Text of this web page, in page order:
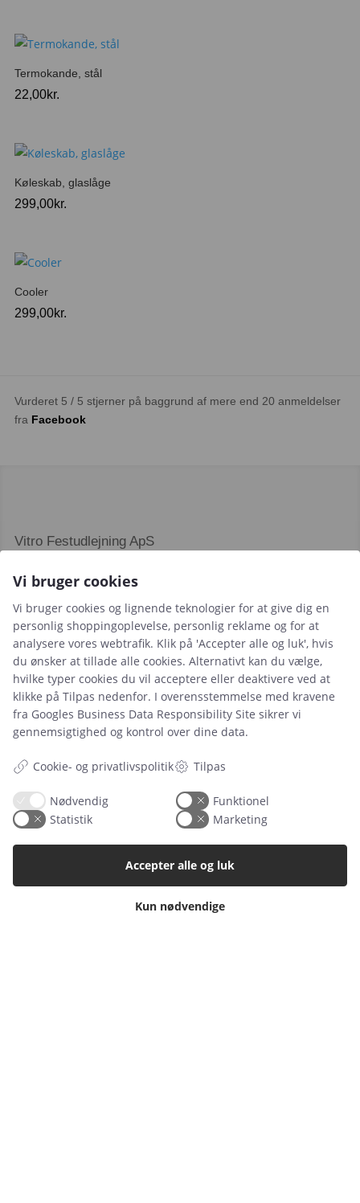
Termokande, stål
22,00kr.
Køleskab, glaslåge
299,00kr.
Cooler
299,00kr.
Vurderet 5 / 5 stjerner på baggrund af mere end 20 anmeldelser
fra Facebook
Vitro Festudlejning ApS
4300 Holbæk
CVR. 46093364
Leje- og købsbetingelser
Cookie- og privatlivspolitik
Inspiration
Samarbejdspartnere
Vi bruger cookies
Vi bruger cookies og lignende teknologier for at give dig en
personlig shoppingoplevelse, personlig reklame og for at
analysere vores webtrafik. Klik på 'Accepter alle og luk', hvis
du ønsker at tillade alle cookies. Alternativt kan du vælge,
hvilke typer cookies du vil acceptere eller deaktivere ved at
klikke på Tilpas nedenfor. I overensstemmelse med kravene
fra Googles Business Data Responsibility Site sikrer vi
gennemsigtighed og kontrol over dine data.
Cookie- og privatlivspolitik Tilpas
Nødvendig
Funktionel
Statistik
Marketing
Kun nødvendige
Accepter alle og luk